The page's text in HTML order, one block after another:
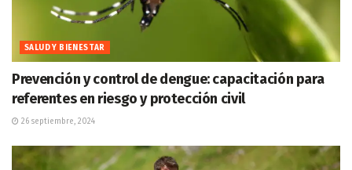
SALUD Y BIENESTAR
Prevención y control de dengue: capacitación para
referentes en riesgo y protección civil
26 septiembre, 2024